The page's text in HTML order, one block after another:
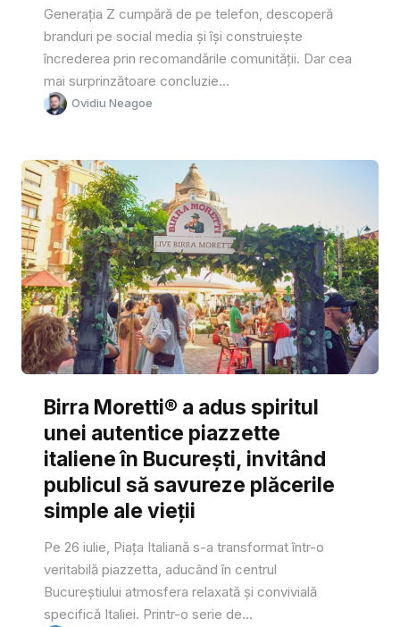
Generația Z cumpără de pe telefon, descoperă
branduri pe social media și își construiește
încrederea prin recomandările comunității. Dar cea
mai surprinzătoare concluzie...
Ovidiu Neagoe
Birra Moretti® a adus spiritul
unei autentice piazzette
italiene în București, invitând
publicul să savureze plăcerile
simple ale vieții
Pe 26 iulie, Piața Italiană s-a transformat într-o
veritabilă piazzetta, aducând în centrul
Bucureștiului atmosfera relaxată și convivială
specifică Italiei. Printr-o serie de...